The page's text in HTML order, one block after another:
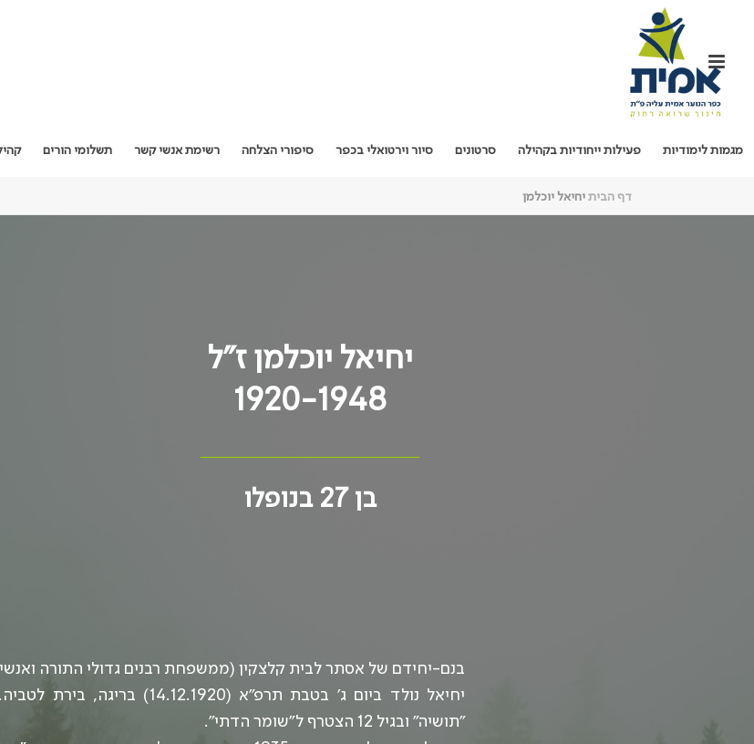
מגמות לימודיות פעילות ייחודיות בקהילה סרטונים סיור וירטואלי בכפר סיפורי הצלחה רשימת אנשי קשר תשלומי הורים
דף הבית יחיאל יוכלמן
יחיאל יוכלמן ז"ל
1920-1948
בן 27 בנופלו
בנם-יחידם של אסתר לבית קלצקין (ממשפחת רבנים גדולי התורה
יחיאל נולד ביום ג' בטבת תרפ"א
"תושיה" ובגיל 12 הצטרף ל"שומר הדתי".